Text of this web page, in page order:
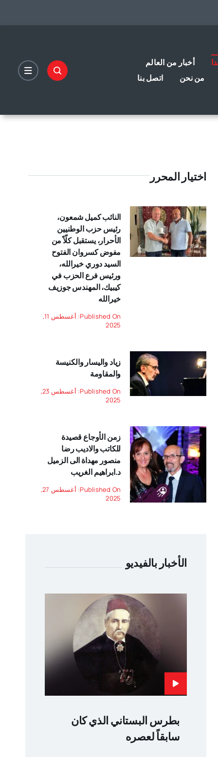
أخبار من العالم
من نحن اتصل بنا
اختيار المحرر
النائب كميل شمعون،
رئيس حزب الوطنيين
الأحرار، يستقبل كلّاً من
مفوض كسروان الفتوح
السيد دوري خيرالله،
ورئيس فرع الحزب في
كيبيك، المهندس جوزيف
خيرالله
Published On: أغسطس 11,
2025
زياد واليسار والكنيسة
والمقاومة
Published On: أغسطس 23,
2025
زمن الأوجاع قصيدة
للكاتب والاديب رضا
منصور مهداة الى الزميل
د.ابراهيم الغريب
Published On: أغسطس 27,
2025
الأخبار بالفيديو
بطرس البستاني الذي كان
سابقاً لعصره